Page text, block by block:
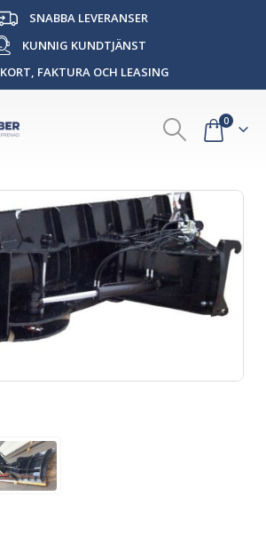
SNABBA LEVERANSER
KUNNIG KUNDTJÄNST
KORT, FAKTURA OCH LEASING
0